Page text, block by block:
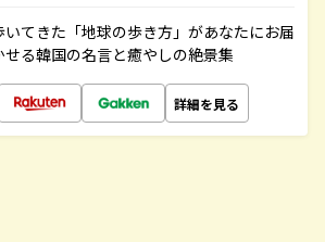
てきた「地球の歩き方」があなたにお届
る韓国の名言と癒やしの絶景集
詳細を見る